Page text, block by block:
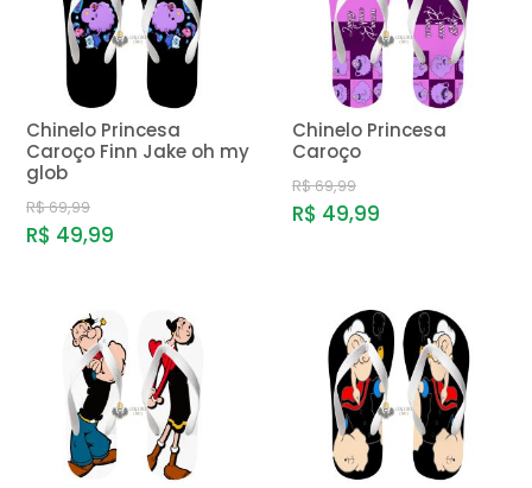
Chinelo Princesa
Caroço Finn Jake oh my
glob
R$ 69,99
R$ 49,99
Chinelo Princesa
Caroço
R$ 69,99
R$ 49,99